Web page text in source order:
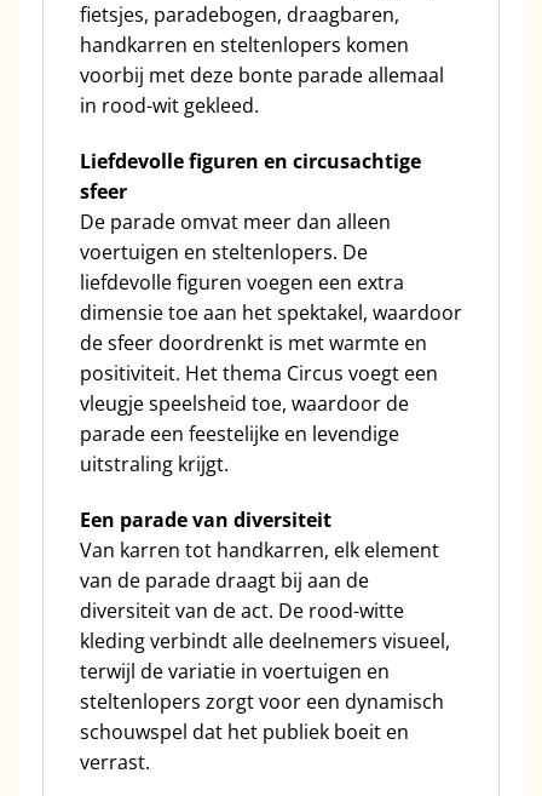
fietsjes, paradebogen, draagbaren,
handkarren en steltenlopers komen
voorbij met deze bonte parade allemaal
in rood-wit gekleed.
Liefdevolle figuren en circusachtige
sfeer
De parade omvat meer dan alleen
voertuigen en steltenlopers. De
liefdevolle figuren voegen een extra
dimensie toe aan het spektakel, waardoor
de sfeer doordrenkt is met warmte en
positiviteit. Het thema Circus voegt een
vleugje speelsheid toe, waardoor de
parade een feestelijke en levendige
uitstraling krijgt.
Een parade van diversiteit
Van karren tot handkarren, elk element
van de parade draagt bij aan de
diversiteit van de act. De rood-witte
kleding verbindt alle deelnemers visueel,
terwijl de variatie in voertuigen en
steltenlopers zorgt voor een dynamisch
schouwspel dat het publiek boeit en
verrast.